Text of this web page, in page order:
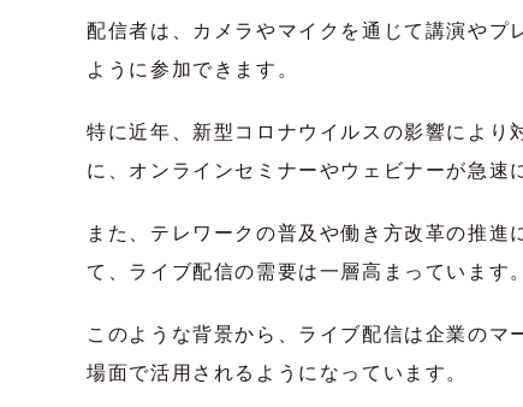
配信者は、カメラやマイクを通じて講演やプ
ように参加できます。
特に近年、新型コロナウイルスの影響により
に、オンラインセミナーやウェビナーが急速
また、テレワークの普及や働き方改革の推進
て、ライブ配信の需要は一層高まっています。
このような背景から、ライブ配信は企業の
場面で活用されるようになっています。